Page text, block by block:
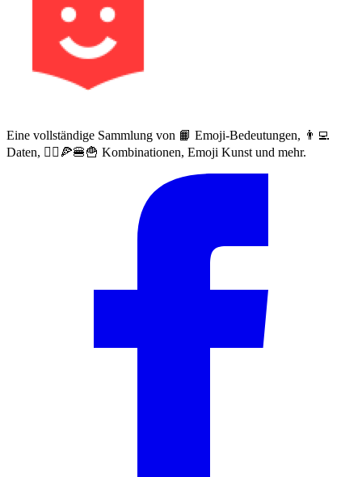
Eine vollständige Sammlung von 📙 Emoji-Bedeutungen, 👨‍💻
Daten, 🙅‍♀️🍕🍔🍟 Kombinationen, Emoji Kunst und mehr.